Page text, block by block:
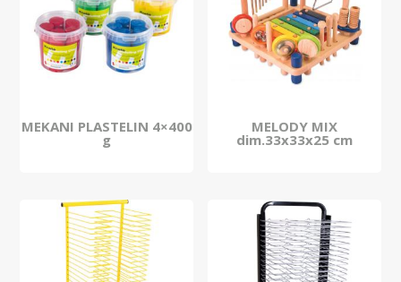
MEKANI PLASTELIN 4×400
g
MELODY MIX
dim.33x33x25 cm